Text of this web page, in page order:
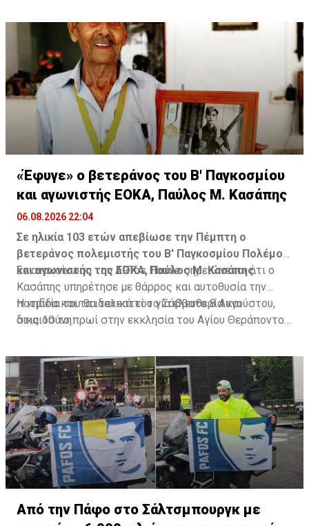
13, 1, 30, 7 και Τζόκερ: 15
«Έφυγε» ο βετεράνος του Β' Παγκοσμίου
και αγωνιστής ΕΟΚΑ, Παύλος Μ. Κασάπης
06.08.2026 22:04
Σε ηλικία 103 ετών απεβίωσε την Πέμπτη ο
βετεράνος πολεμιστής του Β' Παγκοσμίου Πολέμου
και αγωνιστής της ΕΟΚΑ, Παύλος Μ. Κασάπης.
Σε ανακοίνωση του ARTos House σημειώνεται ότι ο
Κασάπης υπηρέτησε με θάρρος και αυτοθυσία την
πατρίδα και τα ιδανικά του για ελευθερία και
δικαιοσύνη.
Η κηδεία του θα τελεστεί το Σάββατο 8 Αυγούστου,
στις 10 το πρωί στην εκκλησία του Αγίου Θεράποντος
Πηγή: ΚΥΠΕ
Από την Πάφο στο Σάλτσμπουργκ με